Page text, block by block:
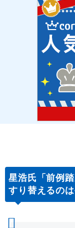
星浩氏「前例
すり替えるの